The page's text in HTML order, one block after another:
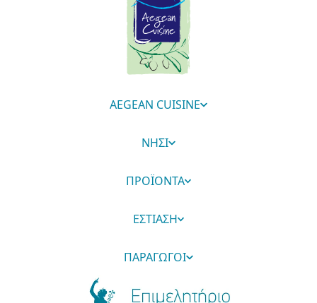
AEGEAN CUISINE
ΝΗΣΙ
ΠΡΟΪΟΝΤΑ
ΕΣΤΙΑΣΗ
ΠΑΡΑΓΩΓΟΙ